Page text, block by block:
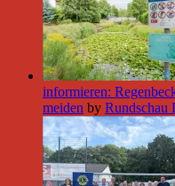
informieren:
meiden by Rundschau